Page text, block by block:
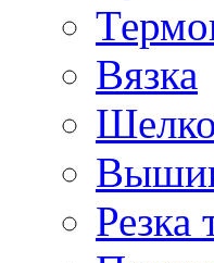
Вязка
Резка